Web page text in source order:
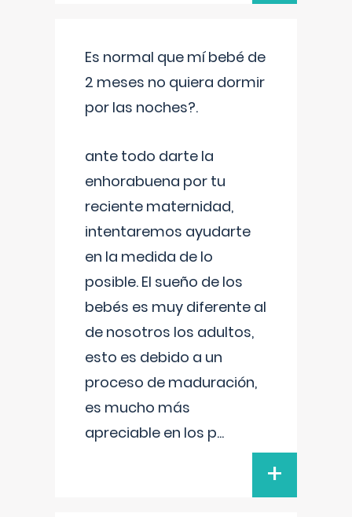
Es normal que mí bebé de
2 meses no quiera dormir
por las noches?.
ante todo darte la
enhorabuena por tu
reciente maternidad,
intentaremos ayudarte
en la medida de lo
posible. El sueño de los
bebés es muy diferente al
de nosotros los adultos,
esto es debido a un
proceso de maduración,
es mucho más
apreciable en los p...
+